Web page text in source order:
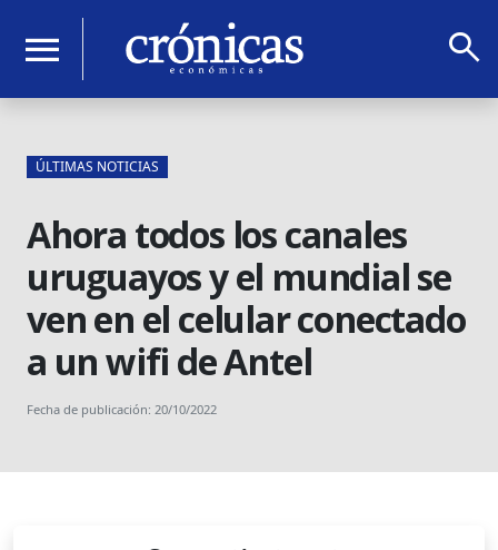
menu search
ÚLTIMAS NOTICIAS
Ahora todos los canales
uruguayos y el mundial se
ven en el celular conectado
a un wifi de Antel
Fecha de publicación: 20/10/2022